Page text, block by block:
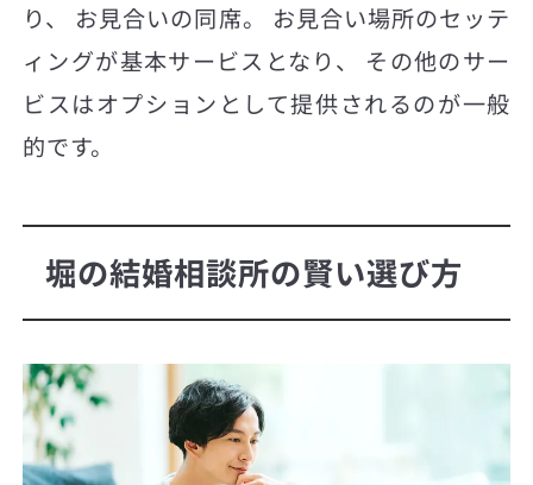
り、 お見合いの同席。 お見合い場所のセッテ
ィングが基本サービスとなり、 その他のサー
ビスはオプションとして提供されるのが一般
的です。
堀の結婚相談所の賢い選び方